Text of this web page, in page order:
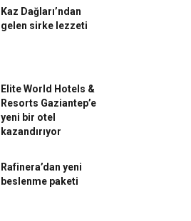
Kaz Dağları’ndan
gelen sirke lezzeti
Elite World Hotels &
Resorts Gaziantep’e
yeni bir otel
kazandırıyor
Rafinera’dan yeni
beslenme paketi